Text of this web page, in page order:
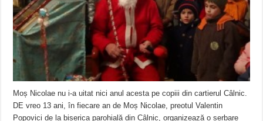
Moș Nicolae nu i-a uitat nici anul acesta pe copiii din cartierul Câlnic.
DE vreo 13 ani, în fiecare an de Moș Nicolae, preotul Valentin
Popovici de la biserica parohială din Câlnic, organizează o serbare